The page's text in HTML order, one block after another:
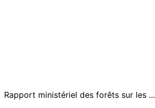
Rapport ministériel des forêts sur les ...